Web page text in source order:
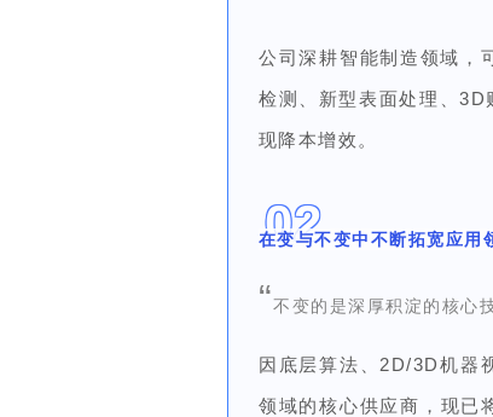
公司深耕智能制造领域，
检测、新型表面处理、3D
现降本增效。
02
在变与不变中不断拓宽应用
“不变的是深厚积淀的核心
因底层算法、2D/3D机器
领域的核心供应商，现已